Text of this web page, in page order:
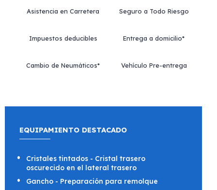
Asistencia en Carretera Seguro a Todo Riesgo
Impuestos deducibles Entrega a domicilio*
Cambio de Neumáticos* Vehículo Pre-entrega
EQUIPAMIENTO DESTACADO
Cristales tintados - Cristal trasero
oscurecido en el lateral trasero
Gancho - Preparación para remolque